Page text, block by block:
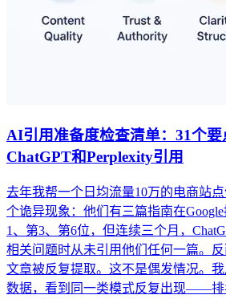
AI引用准备度检查清单：31个
ChatGPT和Perplexity引用
去年我帮一个日均流量10万的电商站
个诡异现象：他们有三篇指南在
1、第3、第6位，但连续三个月，
相关问题时从未引用他们任何一篇。
文章被反复提取。这不是偶发情况。
数据，看到同一类模式反复出现——